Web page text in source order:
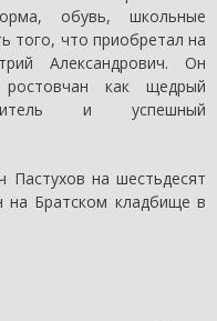
обувь, школьные
того, что приобретал на
Александрович. Он
как щедрый
и успешный
Пастухов на шестьдесят
на Братском кладбище в